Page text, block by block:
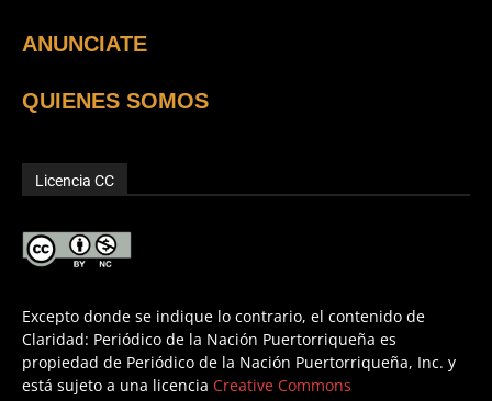
ANUNCIATE
QUIENES SOMOS
Licencia CC
Excepto donde se indique lo contrario, el contenido de
Claridad: Periódico de la Nación Puertorriqueña es
propiedad de Periódico de la Nación Puertorriqueña, Inc. y
está sujeto a una licencia Creative Commons